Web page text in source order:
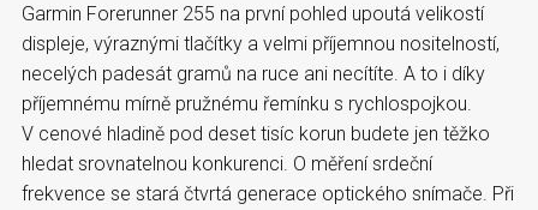
Garmin Forerunner 255 na první pohled upoutá velikostí
displeje, výraznými tlačítky a velmi příjemnou nositelností,
necelých padesát gramů na ruce ani necítíte. A to i díky
příjemnému mírně pružnému řemínku s rychlospojkou.
V cenové hladině pod deset tisíc korun budete jen těžko
hledat srovnatelnou konkurenci. O měření srdeční
frekvence se stará čtvrtá generace optického snímače. Při